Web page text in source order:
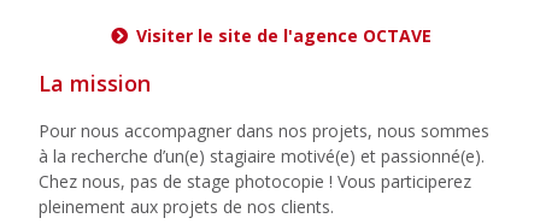
Visiter le site de l'agence OCTAVE
La mission
Pour nous accompagner dans nos projets, nous sommes
à la recherche d’un(e) stagiaire motivé(e) et passionné(e).
Chez nous, pas de stage photocopie ! Vous participerez
pleinement aux projets de nos clients.